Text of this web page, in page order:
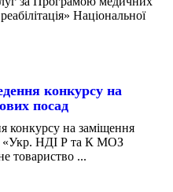
Національної
конкурсу на
посад
на заміщення
«Укр. НДІ Р та К МОЗ
товариство ...